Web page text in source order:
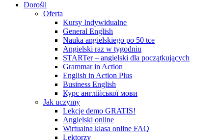
Dorośli
Oferta
Kursy Indywidualne
General English
Nauka angielskiego po 50 tce
Angielski raz w tygodniu
STARTer – angielski dla początkujących
Grammar in Action
English in Action Plus
Business English
Курс англійської мови
Jak uczymy
Lekcje demo GRATIS!
Angielski online
Wirtualna klasa online FAQ
Lektorzy